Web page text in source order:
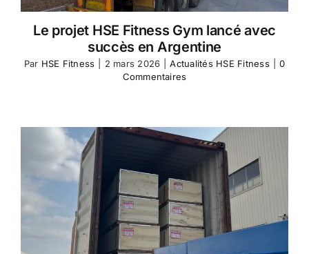
Le projet HSE Fitness Gym lancé avec
succès en Argentine
Par HSE Fitness 2 mars 2026 Actualités HSE Fitness
0
Commentaires